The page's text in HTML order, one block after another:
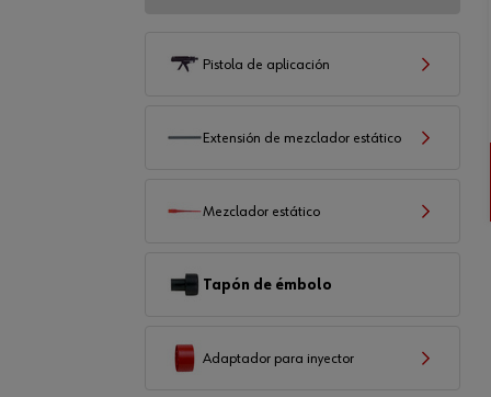
Pistola de aplicación
Extensión de mezclador estático
Mezclador estático
Tapón de émbolo
Adaptador para inyector